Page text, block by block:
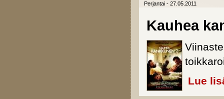
Perjantai - 27.05.2011
Kauhea
Lue